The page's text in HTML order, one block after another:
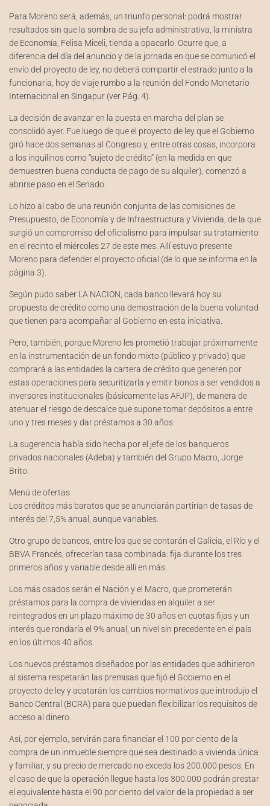
Para Moreno será, además, un triunfo personal: podrá mostrar
resultados sin que la sombra de su jefa administrativa, la ministra
de Economía, Felisa Miceli, tienda a opacarlo. Ocurre que, a
diferencia del día del anuncio y de la jornada en que se comunicó el
envío del proyecto de ley, no deberá compartir el estrado junto a la
funcionaria, hoy de viaje rumbo a la reunión del Fondo Monetario
Internacional en Singapur (ver Pág. 4).
La decisión de avanzar en la puesta en marcha del plan se
consolidó ayer. Fue luego de que el proyecto de ley que el Gobierno
giró hace dos semanas al Congreso y, entre otras cosas, incorpora
a los inquilinos como “sujeto de crédito” (en la medida en que
demuestren buena conducta de pago de su alquiler), comenzó a
abrirse paso en el Senado.
Lo hizo al cabo de una reunión conjunta de las comisiones de
Presupuesto, de Economía y de Infraestructura y Vivienda, de la que
surgió un compromiso del oficialismo para impulsar su tratamiento
en el recinto el miércoles 27 de este mes. Allí estuvo presente
Moreno para defender el proyecto oficial (de lo que se informa en la
página 3).
Según pudo saber LA NACION, cada banco llevará hoy su
propuesta de crédito como una demostración de la buena voluntad
que tienen para acompañar al Gobierno en esta iniciativa.
Pero, también, porque Moreno les prometió trabajar próximamente
en la instrumentación de un fondo mixto (público y privado) que
comprará a las entidades la cartera de crédito que generen por
estas operaciones para securitizarla y emitir bonos a ser vendidos a
inversores institucionales (básicamente las AFJP), de manera de
atenuar el riesgo de descalce que supone tomar depósitos a entre
uno y tres meses y dar préstamos a 30 años.
La sugerencia había sido hecha por el jefe de los banqueros
privados nacionales (Adeba) y también del Grupo Macro, Jorge
Brito.
Menú de ofertas
Los créditos más baratos que se anunciarán partirían de tasas de
interés del 7,5% anual, aunque variables.
Otro grupo de bancos, entre los que se contarán el Galicia, el Río y el
BBVA Francés, ofrecerían tasa combinada: fija durante los tres
primeros años y variable desde allí en más.
Los más osados serán el Nación y el Macro, que prometerán
préstamos para la compra de viviendas en alquiler a ser
reintegrados en un plazo máximo de 30 años en cuotas fijas y un
interés que rondaría el 9% anual, un nivel sin precedente en el país
en los últimos 40 años.
Los nuevos préstamos diseñados por las entidades que adhirieron
al sistema respetarán las premisas que fijó el Gobierno en el
proyecto de ley y acatarán los cambios normativos que introdujo el
Banco Central (BCRA) para que puedan flexibilizar los requisitos de
acceso al dinero.
Así, por ejemplo, servirán para financiar el 100 por ciento de la
compra de un inmueble siempre que sea destinado a vivienda única
y familiar, y su precio de mercado no exceda los 200.000 pesos. En
el caso de que la operación llegue hasta los 300.000 podrán prestar
el equivalente hasta el 90 por ciento del valor de la propiedad a ser